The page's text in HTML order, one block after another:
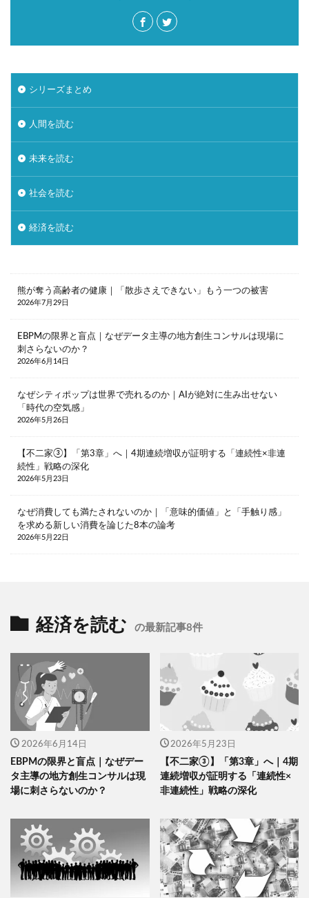
シリーズまとめ
人間を読む
未来を読む
社会を読む
経済を読む
熊が奪う高齢者の健康｜「散歩さえできない」もう一つの被害
2026年7月29日
EBPMの限界と盲点｜なぜデータ主導の地方創生コンサルは現場に
刺さらないのか？
2026年6月14日
なぜシティポップは世界で売れるのか｜AIが絶対に生み出せない
「時代の空気感」
2026年5月26日
【不二家③】「第3章」へ｜4期連続増収が証明する「連続性×非連
続性」戦略の深化
2026年5月23日
なぜ消費しても満たされないのか｜「意味的価値」と「手触り感」
を求める新しい消費を論じた8本の論考
2026年5月22日
経済を読む の最新記事8件
2026年6月14日
EBPMの限界と盲点｜なぜデー
タ主導の地方創生コンサルは現
場に刺さらないのか？
2026年5月23日
【不二家③】「第3章」へ｜4期
連続増収が証明する「連続性×
非連続性」戦略の深化